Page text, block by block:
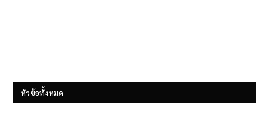
หัวข้อทั้งหมด